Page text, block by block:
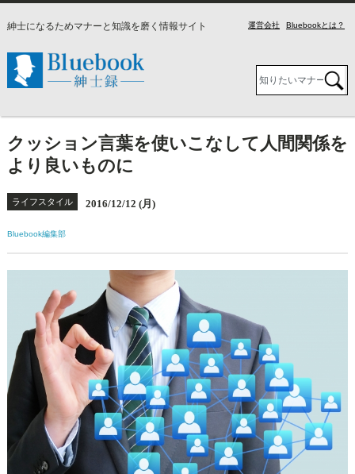
紳士になるためマナーと知識を磨く情報サイト Bluebookとは？
運営会社
クッション言葉を使いこなして人間関係を
より良いものに
ライフスタイル 2016/12/12 (月)
Bluebook編集部